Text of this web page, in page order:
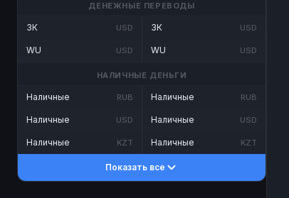
ДЕНЕЖНЫЕ ПЕРЕВОДЫ
ЗК USD
WU USD
ЗК USD
WU USD
НАЛИЧНЫЕ ДЕНЬГИ
Наличные RUB
Наличные USD
Наличные KZT
Наличные RUB
Наличные USD
Наличные KZT
Показать все